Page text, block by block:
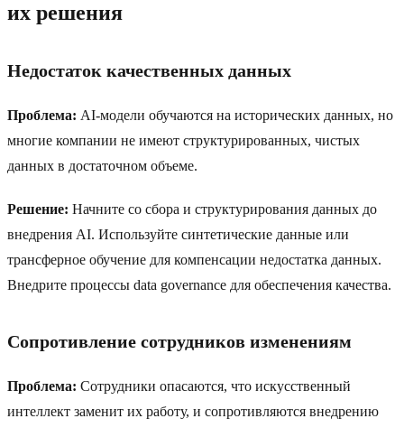
их решения
Недостаток качественных данных
Проблема: AI-модели обучаются на исторических данных, но
многие компании не имеют структурированных, чистых
данных в достаточном объеме.
Решение: Начните со сбора и структурирования данных до
внедрения AI. Используйте синтетические данные или
трансферное обучение для компенсации недостатка данных.
Внедрите процессы data governance для обеспечения качества.
Сопротивление сотрудников изменениям
Проблема: Сотрудники опасаются, что искусственный
интеллект заменит их работу, и сопротивляются внедрению